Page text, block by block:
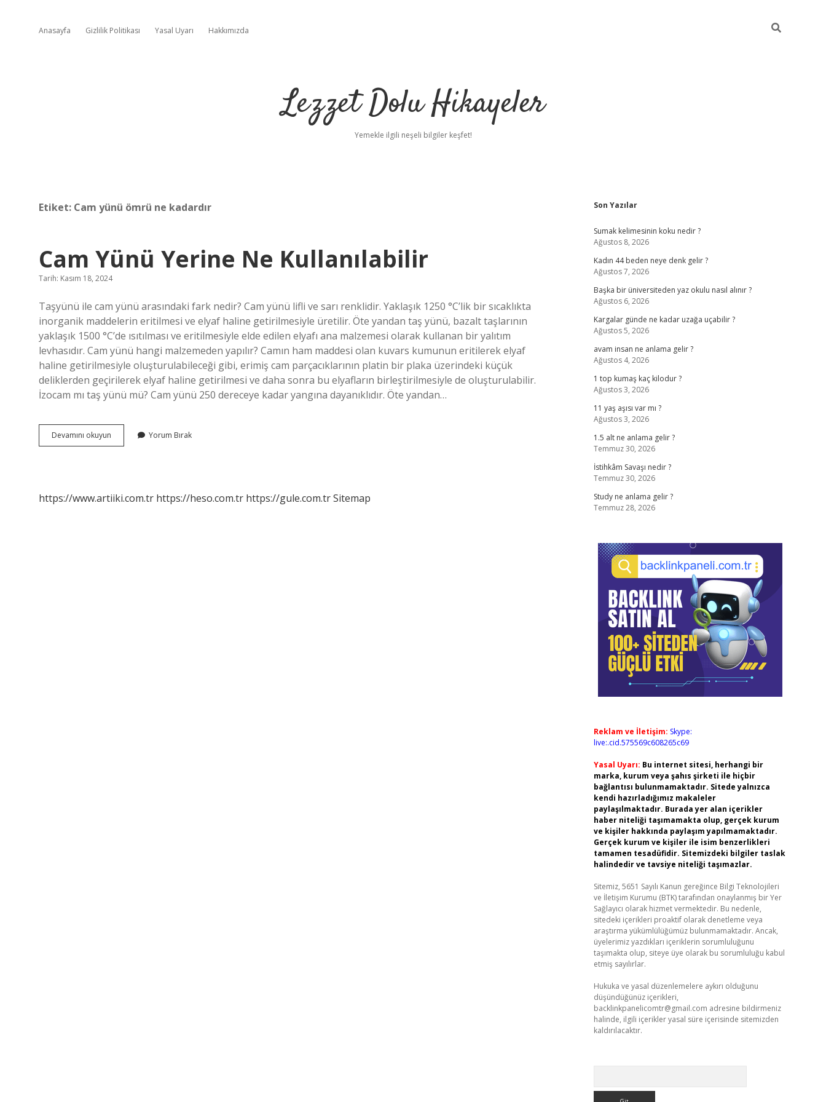
Anasayfa Gizlilik Politikası Yasal Uyarı Hakkımızda
Lezzet Dolu Hikayeler
Yemekle ilgili neşeli bilgiler keşfet!
Etiket: Cam yünü ömrü ne kadardır
Cam Yünü Yerine Ne Kullanılabilir
Tarih: Kasım 18, 2024
Taşyünü ile cam yünü arasındaki fark nedir? Cam yünü lifli ve sarı renklidir. Yaklaşık 1250 °C’lik bir sıcaklıkta
inorganik maddelerin eritilmesi ve elyaf haline getirilmesiyle üretilir. Öte yandan taş yünü, bazalt taşlarının
yaklaşık 1500 °C’de ısıtılması ve eritilmesiyle elde edilen elyafı ana malzemesi olarak kullanan bir yalıtım
levhasıdır. Cam yünü hangi malzemeden yapılır? Camın ham maddesi olan kuvars kumunun eritilerek elyaf
haline getirilmesiyle oluşturulabileceği gibi, erimiş cam parçacıklarının platin bir plaka üzerindeki küçük
deliklerden geçirilerek elyaf haline getirilmesi ve daha sonra bu elyafların birleştirilmesiyle de oluşturulabilir.
İzocam mı taş yünü mü? Cam yünü 250 dereceye kadar yangına dayanıklıdır. Öte yandan…
Devamını okuyun
Yünü
Yorum Bırak
https://www.artiiki.com.tr https://heso.com.tr https://gule.com.trSitemap
Sidebar
Son Yazılar
Sumak kelimesinin koku nedir ?
Ağustos 8, 2026
Kadın 44 beden neye denk gelir ?
Ağustos 7, 2026
Başka bir üniversiteden yaz okulu nasıl alınır ?
Ağustos 6, 2026
Kargalar günde ne kadar uzağa uçabilir ?
Ağustos 5, 2026
avam insan ne anlama gelir ?
Ağustos 4, 2026
1 top kumaş kaç kilodur ?
Ağustos 3, 2026
11 yaş aşısı var mı ?
Ağustos 3, 2026
1.5 alt ne anlama gelir ?
Temmuz 30, 2026
İstihkâm Savaşı nedir ?
Temmuz 30, 2026
Study ne anlama gelir ?
Temmuz 28, 2026
Reklam ve İletişim: Skype:
live:.cid.575569c608265c69
Yasal Uyarı: Bu internet sitesi, herhangi bir
marka, kurum veya şahıs şirketi ile hiçbir
bağlantısı bulunmamaktadır. Sitede yalnızca
kendi hazırladığımız makaleler
paylaşılmaktadır. Burada yer alan içerikler
haber niteliği taşımamakta olup, gerçek kurum
ve kişiler hakkında paylaşım yapılmamaktadır.
Gerçek kurum ve kişiler ile isim benzerlikleri
tamamen tesadüfidir. Sitemizdeki bilgiler taslak
halindedir ve tavsiye niteliği taşımazlar.
Sitemiz, 5651 Sayılı Kanun gereğince Bilgi Teknolojileri
ve İletişim Kurumu (BTK) tarafından onaylanmış bir Yer
Sağlayıcı olarak hizmet vermektedir. Bu nedenle,
sitedeki içerikleri proaktif olarak denetleme veya
araştırma yükümlülüğümüz bulunmamaktadır. Ancak,
üyelerimiz yazdıkları içeriklerin sorumluluğunu
taşımakta olup, siteye üye olarak bu sorumluluğu kabul
etmiş sayılırlar.
Hukuka ve yasal düzenlemelere aykırı olduğunu
düşündüğünüz içerikleri,
backlinkpanelicomtr@gmail.com adresine bildirmeniz
halinde, ilgili içerikler yasal süre içerisinde sitemizden
kaldırılacaktır.